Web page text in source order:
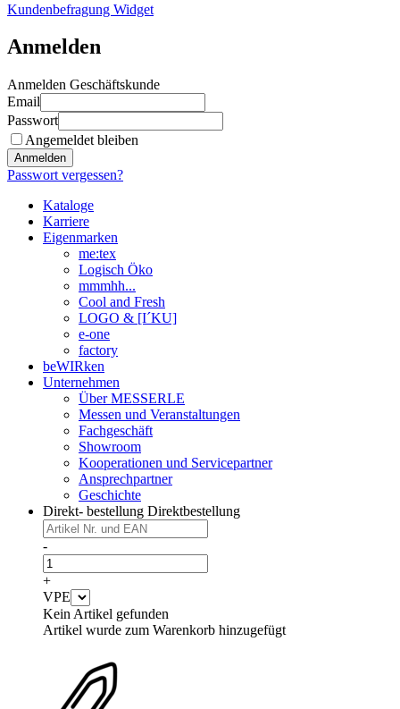
Kundenbefragung Widget
Anmelden
Anmelden Geschäftskunde
Email
Passwort
Angemeldet bleiben
Anmelden
Passwort vergessen?
Kataloge
Karriere
Eigenmarken
me:tex
Logisch Öko
mmmhh...
Cool and Fresh
LOGO & [I´KU]
e-one
factory
beWIRken
Unternehmen
Über MESSERLE
Messen und Veranstaltungen
Fachgeschäft
Showroom
Kooperationen und Servicepartner
Ansprechpartner
Geschichte
Direkt- bestellung Direktbestellung
-
+
VPE
Kein Artikel gefunden
Artikel wurde zum Warenkorb hinzugefügt